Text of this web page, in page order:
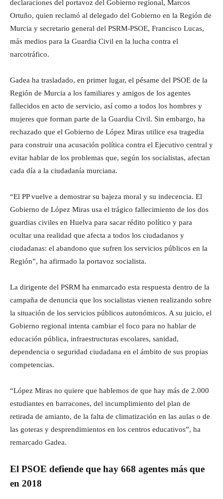
declaraciones del portavoz del Gobierno regional, Marcos
Ortuño, quien reclamó al delegado del Gobierno en la Región de
Murcia y secretario general del PSRM-PSOE, Francisco Lucas,
más medios para la Guardia Civil en la lucha contra el
narcotráfico.
Gadea ha trasladado, en primer lugar, el pésame del PSOE de la
Región de Murcia a los familiares y amigos de los agentes
fallecidos en acto de servicio, así como a todos los hombres y
mujeres que forman parte de la Guardia Civil. Sin embargo, ha
rechazado que el Gobierno de López Miras utilice esa tragedia
para construir una acusación política contra el Ejecutivo central y
evitar hablar de los problemas que, según los socialistas, afectan
cada día a la ciudadanía murciana.
“El PP vuelve a demostrar su bajeza moral y su indecencia. El
Gobierno de López Miras usa el trágico fallecimiento de los dos
guardias civiles en Huelva para sacar rédito político y para
ocultar una realidad que afecta a todos los ciudadanos y
ciudadanas: el abandono que sufren los servicios públicos en la
Región”, ha afirmado la portavoz socialista.
La dirigente del PSRM ha enmarcado esta respuesta dentro de la
campaña de denuncia que los socialistas vienen realizando sobre
la situación de los servicios públicos autonómicos. A su juicio, el
Gobierno regional intenta cambiar el foco para no hablar de
educación pública, infraestructuras escolares, sanidad,
dependencia o seguridad ciudadana en el ámbito de sus propias
competencias.
“López Miras no quiere que hablemos de que hay más de 2.000
estudiantes en barracones, del incumplimiento del plan de
retirada de amianto, de la falta de climatización en las aulas o de
las goteras y desprendimientos en los centros educativos”, ha
remarcado Gadea.
El PSOE defiende que hay 668 agentes más que
en 2018